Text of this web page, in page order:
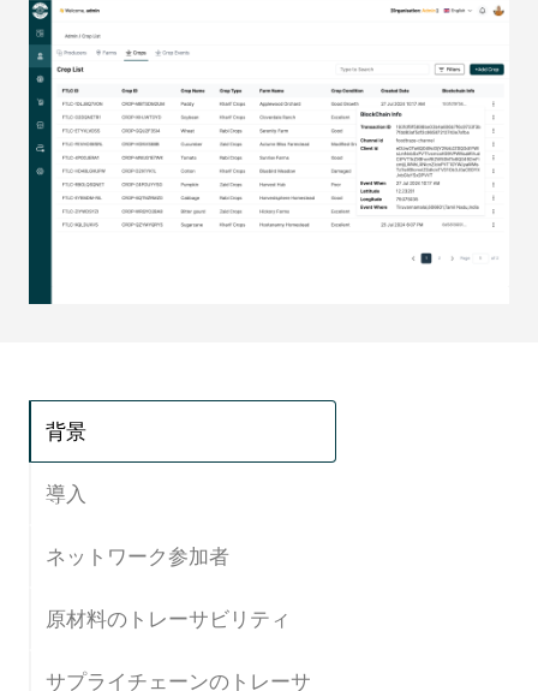
背景
導入
ネットワーク参加者
原材料のトレーサビリティ
サプライチェーンのトレーサ